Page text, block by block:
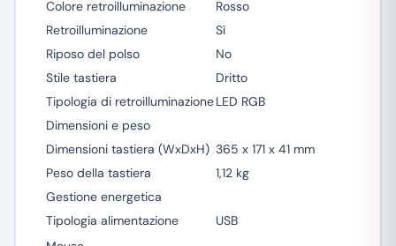
Colore retroilluminazione
Rosso
Retroilluminazione
Sì
Riposo del polso
No
Stile tastiera
Dritto
Tipologia di retroilluminazioneLED RGB
Dimensioni e peso
Dimensioni tastiera (WxDxH) 365 x 171 x 41 mm
Peso della tastiera
1,12 kg
Gestione energetica
Tipologia alimentazione
USB